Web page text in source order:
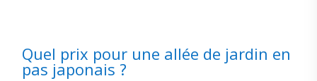
Quel prix pour une allée de jardin en
pas japonais ?